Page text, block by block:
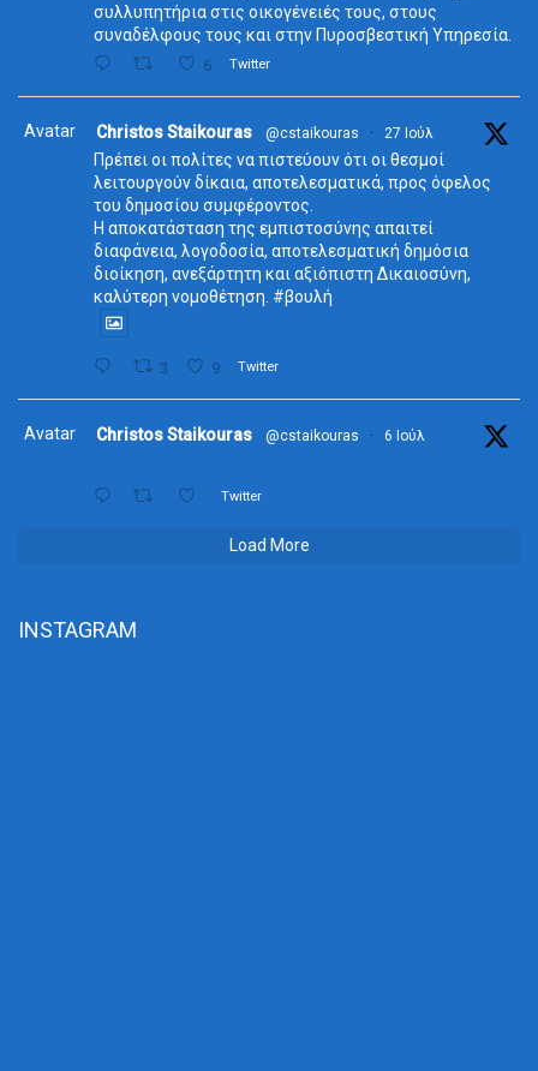
συλλυπητήρια στις οικογένειές τους, στους
συναδέλφους τους και στην Πυροσβεστική Υπηρεσία.
6 Twitter
Avatar Christos Staikouras @cstaikouras · 27 Ιούλ
Πρέπει οι πολίτες να πιστεύουν ότι οι θεσμοί
λειτουργούν δίκαια, αποτελεσματικά, προς όφελος
του δημοσίου συμφέροντος.
Η αποκατάσταση της εμπιστοσύνης απαιτεί
διαφάνεια, λογοδοσία, αποτελεσματική δημόσια
διοίκηση, ανεξάρτητη και αξιόπιστη Δικαιοσύνη,
καλύτερη νομοθέτηση. #βουλή
3 9 Twitter
Avatar Christos Staikouras @cstaikouras · 6 Ιούλ
Twitter
Load More
INSTAGRAM